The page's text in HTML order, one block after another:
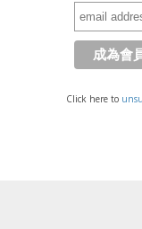
Click here to